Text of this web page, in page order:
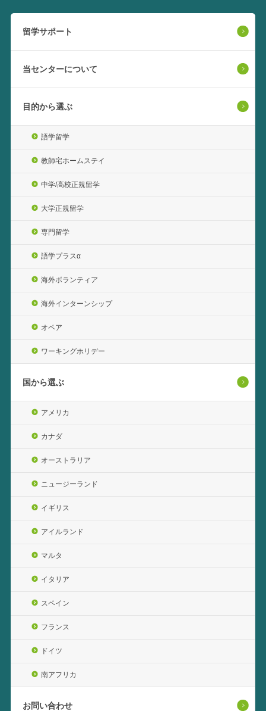
留学サポート
当センターについて
目的から選ぶ
語学留学
教師宅ホームステイ
中学/高校正規留学
大学正規留学
専門留学
語学プラスα
海外ボランティア
海外インターンシップ
オペア
ワーキングホリデー
国から選ぶ
アメリカ
カナダ
オーストラリア
ニュージーランド
イギリス
アイルランド
マルタ
イタリア
スペイン
フランス
ドイツ
南アフリカ
お問い合わせ